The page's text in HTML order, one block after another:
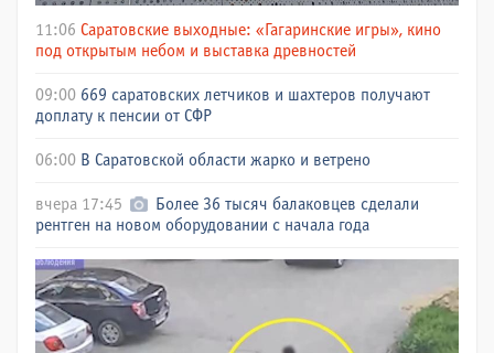
11:06 Саратовские выходные: «Гагаринские игры», кино
под открытым небом и выставка древностей
09:00 669 саратовских летчиков и шахтеров получают
доплату к пенсии от СФР
06:00 В Саратовской области жарко и ветрено
вчера 17:45
Более 36 тысяч балаковцев сделали
рентген на новом оборудовании с начала года